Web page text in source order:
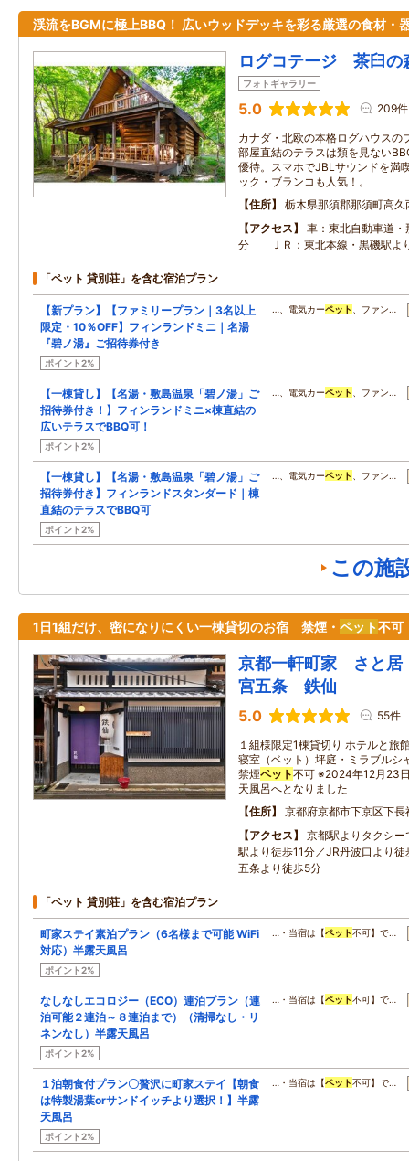
渓流をBGMに極上BBQ！ 広いウッドデッキを彩る厳選の食材・
ログコテージ 茶臼の
フォトギャラリー
5.0 209件
カナダ・北欧の本格ログハウスの
部屋直結のテラスは類を見ない
優待。スマホでJBLサウンドを満
ック・ブランコも人気！。
住所
栃木県那須郡那須町高
アクセス
車：東北自動車道
分 ＪＲ：東北本線・黒磯駅よ
「ペット 貸別荘」を含む宿泊プラン
【新プラン】【ファミリープラン｜3名以上
限定・10％OFF】フィンランドミニ｜名湯
『碧ノ湯』ご招待券付き
ポイント2%
…、電気カーペット 、ファン…
【一棟貸し】【名湯・敷島温泉「碧ノ湯」ご
招待券付き！】フィンランドミニ×棟直結の
広いテラスでBBQ可！
ポイント2%
…、電気カーペット 、ファン…
【一棟貸し】【名湯・敷島温泉「碧ノ湯」ご
招待券付き】フィンランドスタンダード｜棟
直結のテラスでBBQ可
ポイント2%
…、電気カーペット 、ファン…
この施
1日1組だけ、密になりにくい一棟貸切のお宿 禁煙・ ペット不可
京都一軒町家 さと居
宮五条 鉄仙
5.0 55件
１組様限定1棟貸切り ホテルと旅
寝室（ベット）坪庭・ミラブルシ
禁煙ペット不可 ※2024年12月23
天風呂へとなりました
住所
京都府京都市下京区下長
アクセス
京都駅よりタクシ
駅より徒歩11分／JR丹波口より
五条より徒歩5分
「ペット 貸別荘」を含む宿泊プラン
町家ステイ素泊プラン（6名様まで可能 WiFi
対応）半露天風呂
ポイント2%
…・当宿は【ペット不可】で…
なしなしエコロジー（ECO）連泊プラン（連
泊可能２連泊～８連泊まで）（清掃なし・リ
ネンなし）半露天風呂
ポイント2%
…・当宿は【ペット不可】で…
１泊朝食付プラン〇贅沢に町家ステイ【朝食
は特製湯葉orサンドイッチより選択！】半露
天風呂
ポイント2%
…・当宿は【ペット不可】で…